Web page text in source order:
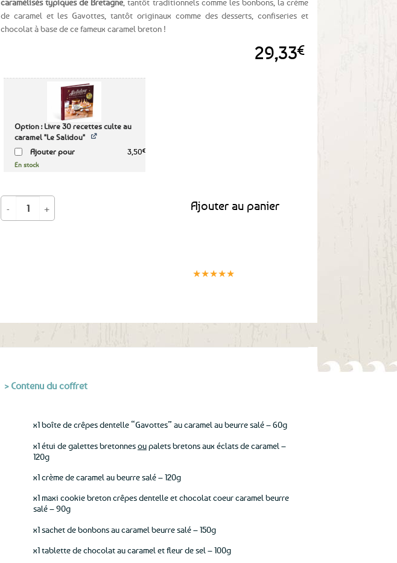
caramélisés typiques de Bretagne , tantôt traditionnels comme les bonbons, la crème
de caramel et les Gavottes, tantôt originaux comme des desserts, confiseries et
chocolat à base de ce fameux caramel breton !
29,33€
Option : Livre 30 recettes culte au
caramel "Le Salidou"
Ajouter pour
3,50€
En stock
quantité de Coffret breton 100% Caramel au beurre salé - Le Karamelenn
Ajouter au panier
★★★★★
> Contenu du coffret
x1 boîte de crêpes dentelle “Gavottes” au caramel au beurre salé – 60g
x1 étui de galettes bretonnesoupalets bretons aux éclats de caramel –
120g
x1 crème de caramel au beurre salé – 120g
x1 maxi cookie breton crêpes dentelle et chocolat coeur caramel beurre
salé – 90g
x1 sachet de bonbons au caramel beurre salé – 150g
x1 tablette de chocolat au caramel et fleur de sel – 100g